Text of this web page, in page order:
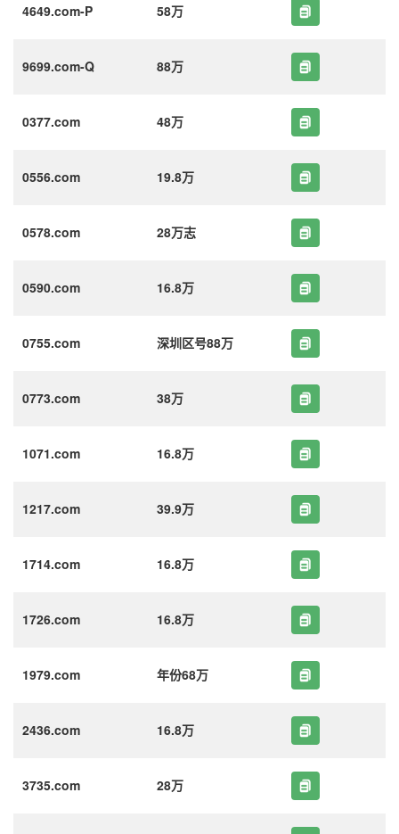
4649.com-P 58万
9699.com-Q 88万
0377.com 48万
0556.com 19.8万
0578.com 28万志
0590.com 16.8万
0755.com 深圳区号88万
0773.com 38万
1071.com 16.8万
1217.com 39.9万
1714.com 16.8万
1726.com 16.8万
1979.com 年份68万
2436.com 16.8万
3735.com 28万